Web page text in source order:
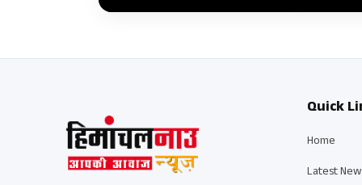
Quick
Home
Latest